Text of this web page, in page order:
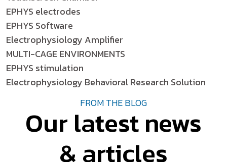
EPHYS electrodes
EPHYS Software
Electrophysiology Amplifier
MULTI-CAGE ENVIRONMENTS
EPHYS stimulation
Electrophysiology Behavioral Research Solution
FROM THE BLOG
Our latest news
& articles